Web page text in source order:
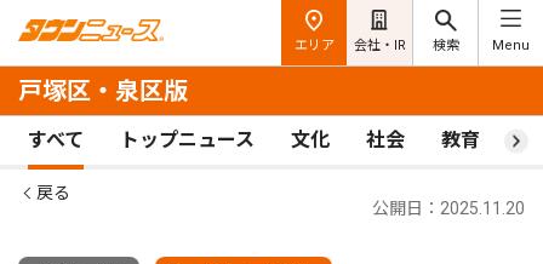
エリア 会社・IR 検索 Menu
戸塚区・泉区版
すべて トップニュース 文化 社会 教育 ス
戻る
公開日：2025.11.20